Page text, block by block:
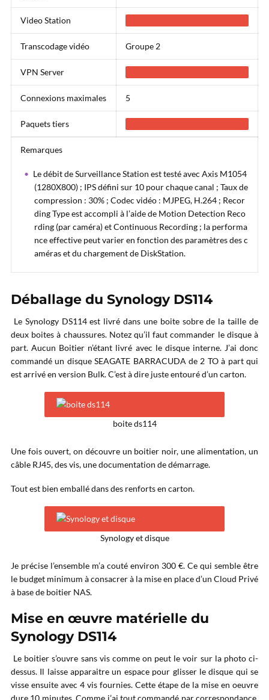
Video Station
Transcodage vidéo Groupe 2
VPN Server
Connexions maximales 5
Paquets tiers
Remarques
Le débit de Surveillance Station est testé avec Axis M1054
(1280X800) ; IPS défini sur 10 pour chaque canal ; Taux de
compression : 30% ; Codec vidéo : MJPEG, H.264 ; Recor
ding Type est accompli à l’aide de Motion Detection Reco
rding (par caméra) et Continuous Recording ; la performa
nce effective peut varier en fonction des paramètres des c
améras et du chargement de DiskStation.
Déballage du Synology DS114
Le Synology DS114 est livré dans une boite sobre de la taille de
deux boites à chaussures. Notez qu’il faut commander le disque à
part. Aucun Boitier n’étant livré avec le disque interne. J’ai donc
commandé un disque SEAGATE BARRACUDA de 2 TO à part qui
est arrivé en version Bulk. C’est à dire juste entouré d’un carton.
boite ds114
Une fois ouvert, on découvre un boitier noir, une alimentation, un
câble RJ45, des vis, une documentation de démarrage.
Tout est bien emballé dans des renforts en carton.
Synology et disque
Je précise l’ensemble m’a couté environ 300 €. Ce qui semble être
le budget minimum à consacrer à la mise en place d’un Cloud Privé
à base de boitier NAS.
Mise en œuvre matérielle du
Synology DS114
Le boitier s’ouvre sans vis comme on peut le voir sur la photo ci-
dessus. Il laisse apparaitre un espace pour glisser le disque qui se
visse ensuite avec 4 vis fournies. Cette étape de la mise en oeuvre
dure 10 minutes. Comme j’ai tout commandé par correspondance,